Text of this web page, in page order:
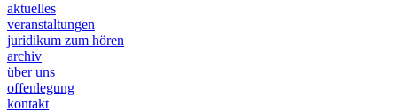
aktuelles
veranstaltungen
juridikum zum hören
archiv
über uns
offenlegung
kontakt